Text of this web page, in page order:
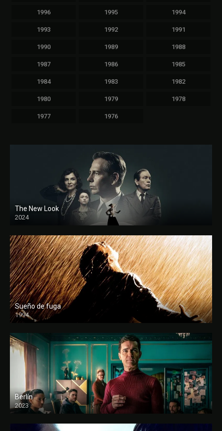
1996 1995 1994
1993 1992 1991
1990 1989 1988
1987 1986 1985
1984 1983 1982
1980 1979 1978
1977 1976
The New Look
2024
Sueño de fuga
1994
FULL HD
Berlín
2023